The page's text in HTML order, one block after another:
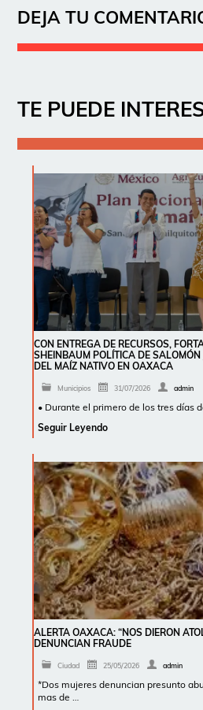
DEJA TU
TE PUEDE
CON ENTREGA DE RECURSOS,
SHEINBAUM POLÍTICA DE SALOMÓN
DEL MAÍZ NATIVO EN OAXACA
Municipios 31/07/2026 admin
• Durante el primero de los tres días
Seguir Leyendo
ALERTA OAXACA: “NOS DIERON
DENUNCIAN FRAUDE
Ciudad 25/05/2026 admin
*Dos mujeres denuncian presunto
mas de …